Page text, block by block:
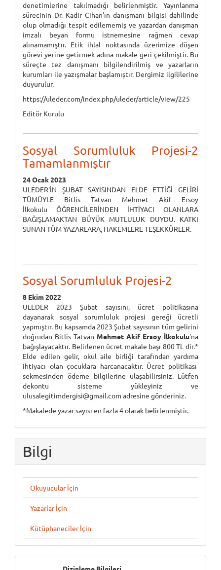
denetimlerine takılmadığı belirlenmiştir. Yayınlanma
sürecinin Dr. Kadir Cihan'ın danışmanı bilgisi dahilinde
olup olmadığı tespit edilememiş ve yazardan danışman
imzalı beyan formu istnemesine rağmen cevap
alınamamıştır. Etik ihlal noktasında üzerimize düşen
görevi yerine getirmek adına makale geri çekilmiştir. Bu
süreçte tez danışmanı bilgilendirilmiş ve yazarların
kurumları ile yazışmalar başlamıştır. Dergimiz ilgililerine
duyurulur.
https://uleder.com/index.php/uleder/article/view/225
Editör Kurulu
Sosyal Sorumluluk Projesi-2
Tamamlanmıştır
24 Ocak 2023
ULEDER'İN ŞUBAT SAYISINDAN ELDE ETTİĞİ GELİRİ
TÜMÜYLE Bitlis Tatvan Mehmet Akif Ersoy
İlkokulu ÖĞRENCİLERİNDEN İHTİYACI OLANLARA
BAĞIŞLAMAKTAN BÜYÜK MUTLULUK DUYDU. KATKI
SUNAN TÜM YAZARLARA, HAKEMLERE TEŞEKKÜRLER.
Sosyal Sorumluluk Projesi-2
8 Ekim 2022
ULEDER 2023 Şubat sayısını, ücret politikasına
dayanarak sosyal sorumluluk projesi gereği ücretli
yapmıştır. Bu kapsamda 2023 Şubat sayısının tüm gelirini
doğrudan Bitlis Tatvan Mehmet Akif Ersoy İlkokulu'na
bağışlayacaktır. Belirlenen ücret makale başı 800 TL dir.*
Elde edilen gelir, okul aile birliği tarafından yardıma
ihtiyacı olan çocuklara harcanacaktır. Ücret politikası
sekmesinden ödeme bilgilerine ulaşabilirsiniz. Lütfen
dekontu sisteme yükleyiniz ve
ulusalegitimdergisi@gmail.com adresine gönderiniz.
*Makalede yazar sayısı en fazla 4 olarak belirlenmiştir.
Bilgi
Okuyucular İçin
Yazarlar İçin
Kütüphaneciler İçin